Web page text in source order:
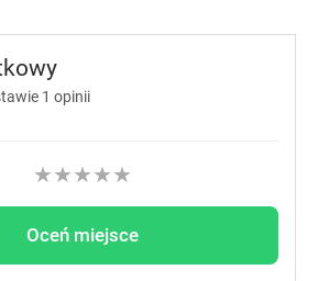
1 opinii
★
★
★
★
★
Oceń miejsce